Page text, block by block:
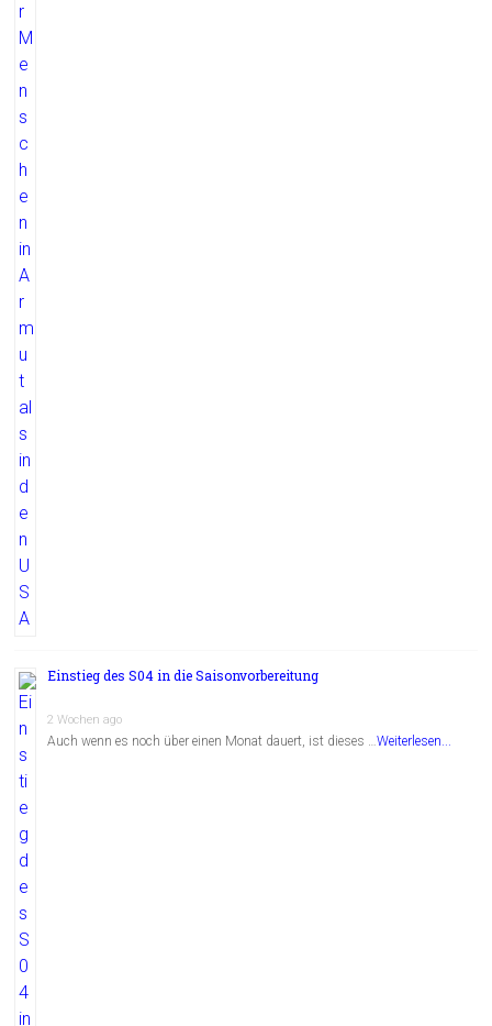
Einstieg des S04 in die Saisonvorbereitung
2 Wochen ago
Auch wenn es noch über einen Monat dauert, ist dieses …Weiterlesen...